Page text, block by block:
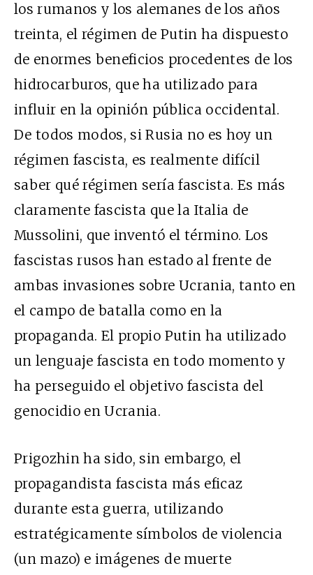
los rumanos y los alemanes de los años
treinta, el régimen de Putin ha dispuesto
de enormes beneficios procedentes de los
hidrocarburos, que ha utilizado para
influir en la opinión pública occidental.
De todos modos, si Rusia no es hoy un
régimen fascista, es realmente difícil
saber qué régimen sería fascista. Es más
claramente fascista que la Italia de
Mussolini, que inventó el término. Los
fascistas rusos han estado al frente de
ambas invasiones sobre Ucrania, tanto en
el campo de batalla como en la
propaganda. El propio Putin ha utilizado
un lenguaje fascista en todo momento y
ha perseguido el objetivo fascista del
genocidio en Ucrania.
Prigozhin ha sido, sin embargo, el
propagandista fascista más eficaz
durante esta guerra, utilizando
estratégicamente símbolos de violencia
(un mazo) e imágenes de muerte